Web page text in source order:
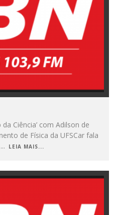
Ciência’ com Adilson de
de Física da UFSCar fala
... LEIA MAIS...